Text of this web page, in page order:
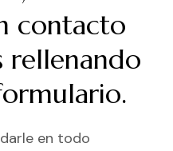
contacto
rellenando
en todo